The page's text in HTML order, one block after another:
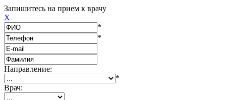
Запишитесь на прием к врачу
X
*
*
Направление:
*
Врач: